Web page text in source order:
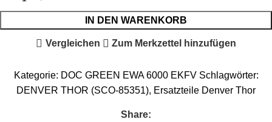
IN DEN WARENKORB
Vergleichen Zum Merkzettel hinzufügen
Kategorie: DOC GREEN EWA 6000 EKFV Schlagwörter:
DENVER THOR (SCO-85351), Ersatzteile Denver Thor
Share: